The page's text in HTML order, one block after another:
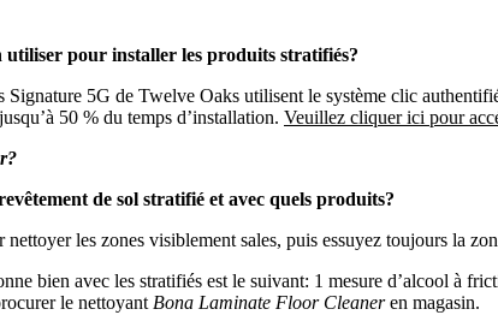
utiliser pour installer les produits stratifiés?
Signature 5G de Twelve Oaks utilisent le système clic
50 % du temps d’installation. Veuillez cliquer ici pour
de sol stratifié et avec quels produits?
les zones visiblement sales, puis essuyez toujours la
bien avec les stratifiés est le suivant: 1 mesure d’alcool à
le nettoyant Bona Laminate Floor Cleaneren magasin.